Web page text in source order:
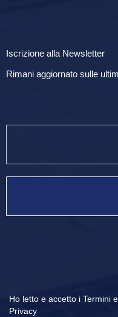
Iscrizione alla Newsletter
Rimani aggiornato sulle
Ho letto e accetto i Termini
Privacy